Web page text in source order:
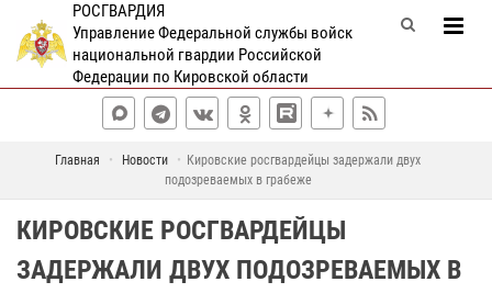
РОСГВАРДИЯ
Управление Федеральной службы войск
национальной гвардии Российской
Федерации по Кировской области
Главная Новости
Кировские росгвардейцы задержали двух
подозреваемых в грабеже
КИРОВСКИЕ РОСГВАРДЕЙЦЫ
ЗАДЕРЖАЛИ ДВУХ ПОДОЗРЕВАЕМЫХ В